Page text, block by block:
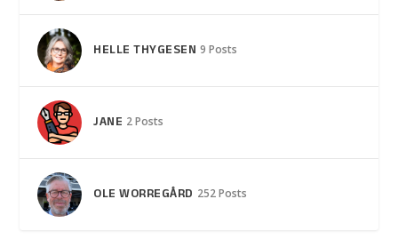
HELLE THYGESEN 9 Posts
JANE 2 Posts
OLE WORREGÅRD 252 Posts